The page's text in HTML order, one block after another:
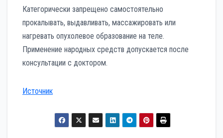
Категорически запрещено самостоятельно
прокалывать, выдавливать, массажировать или
нагревать опухолевое образование на теле.
Применение народных средств допускается после
консультации с доктором.
Источник